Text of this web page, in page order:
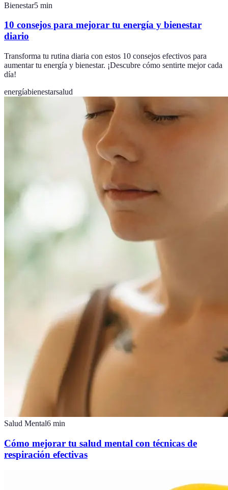
Bienestar5 min
10 consejos para mejorar tu energía y bienestar
diario
Transforma tu rutina diaria con estos 10 consejos efectivos para
aumentar tu energía y bienestar. ¡Descubre cómo sentirte mejor cada
día!
energíabienestarsalud
Salud Mental6 min
Cómo mejorar tu salud mental con técnicas de
respiración efectivas